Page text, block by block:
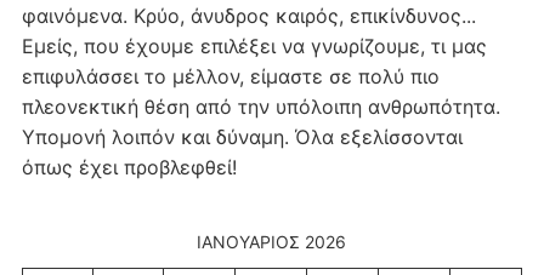
φαινόμενα. Κρύο, άνυδρος καιρός, επικίνδυνος...
Εμείς, που έχουμε επιλέξει να γνωρίζουμε, τι μας
επιφυλάσσει το μέλλον, είμαστε σε πολύ πιο
πλεονεκτική θέση από την υπόλοιπη ανθρωπότητα.
Υπομονή λοιπόν και δύναμη. Όλα εξελίσσονται
όπως έχει προβλεφθεί!
ΙΑΝΟΥΆΡΙΟΣ 2026